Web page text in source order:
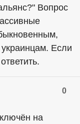
Вопрос
Если
0
на